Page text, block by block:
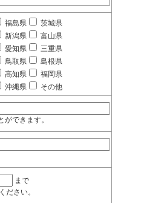
福島県
茨城県
新潟県
富山県
愛知県
三重県
鳥取県
島根県
高知県
福岡県
沖縄県 その他
できます。
まで
さい。